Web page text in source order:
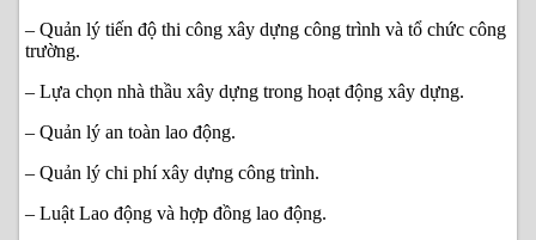
– Quản lý tiến độ thi công xây dựng công trình và tổ chức công
trường.
– Lựa chọn nhà thầu xây dựng trong hoạt động xây dựng.
– Quản lý an toàn lao động.
– Quản lý chi phí xây dựng công trình.
– Luật Lao động và hợp đồng lao động.